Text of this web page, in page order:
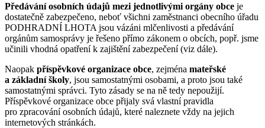
Předávání osobních údajů mezi jednotlivými orgány obce je
dostatečně zabezpečeno, neboť všichni zaměstnanci obecního úřadu
PODHRADNÍ LHOTA jsou vázáni mlčenlivosti a předávání
orgánům samosprávy je řešeno přímo zákonem o obcích, popř. jsme
učinili vhodná opatření k zajištění zabezpečení (viz dále).
Naopak příspěvkové organizace obce, zejména mateřské
a základní školy, jsou samostatnými osobami, a proto jsou také
samostatnými správci. Tyto zásady se na ně tedy nepoužijí.
Příspěvkové organizace obce přijaly svá vlastní pravidla
pro zpracování osobních údajů, které naleznete vždy na jejich
internetových stránkách.